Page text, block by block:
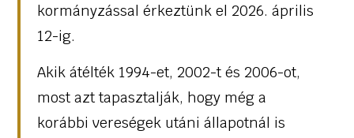
kormányzással érkeztünk el 2026. április
12-ig.
Akik átélték 1994-et, 2002-t és 2006-ot,
most azt tapasztalják, hogy még a
korábbi vereségek utáni állapotnál is